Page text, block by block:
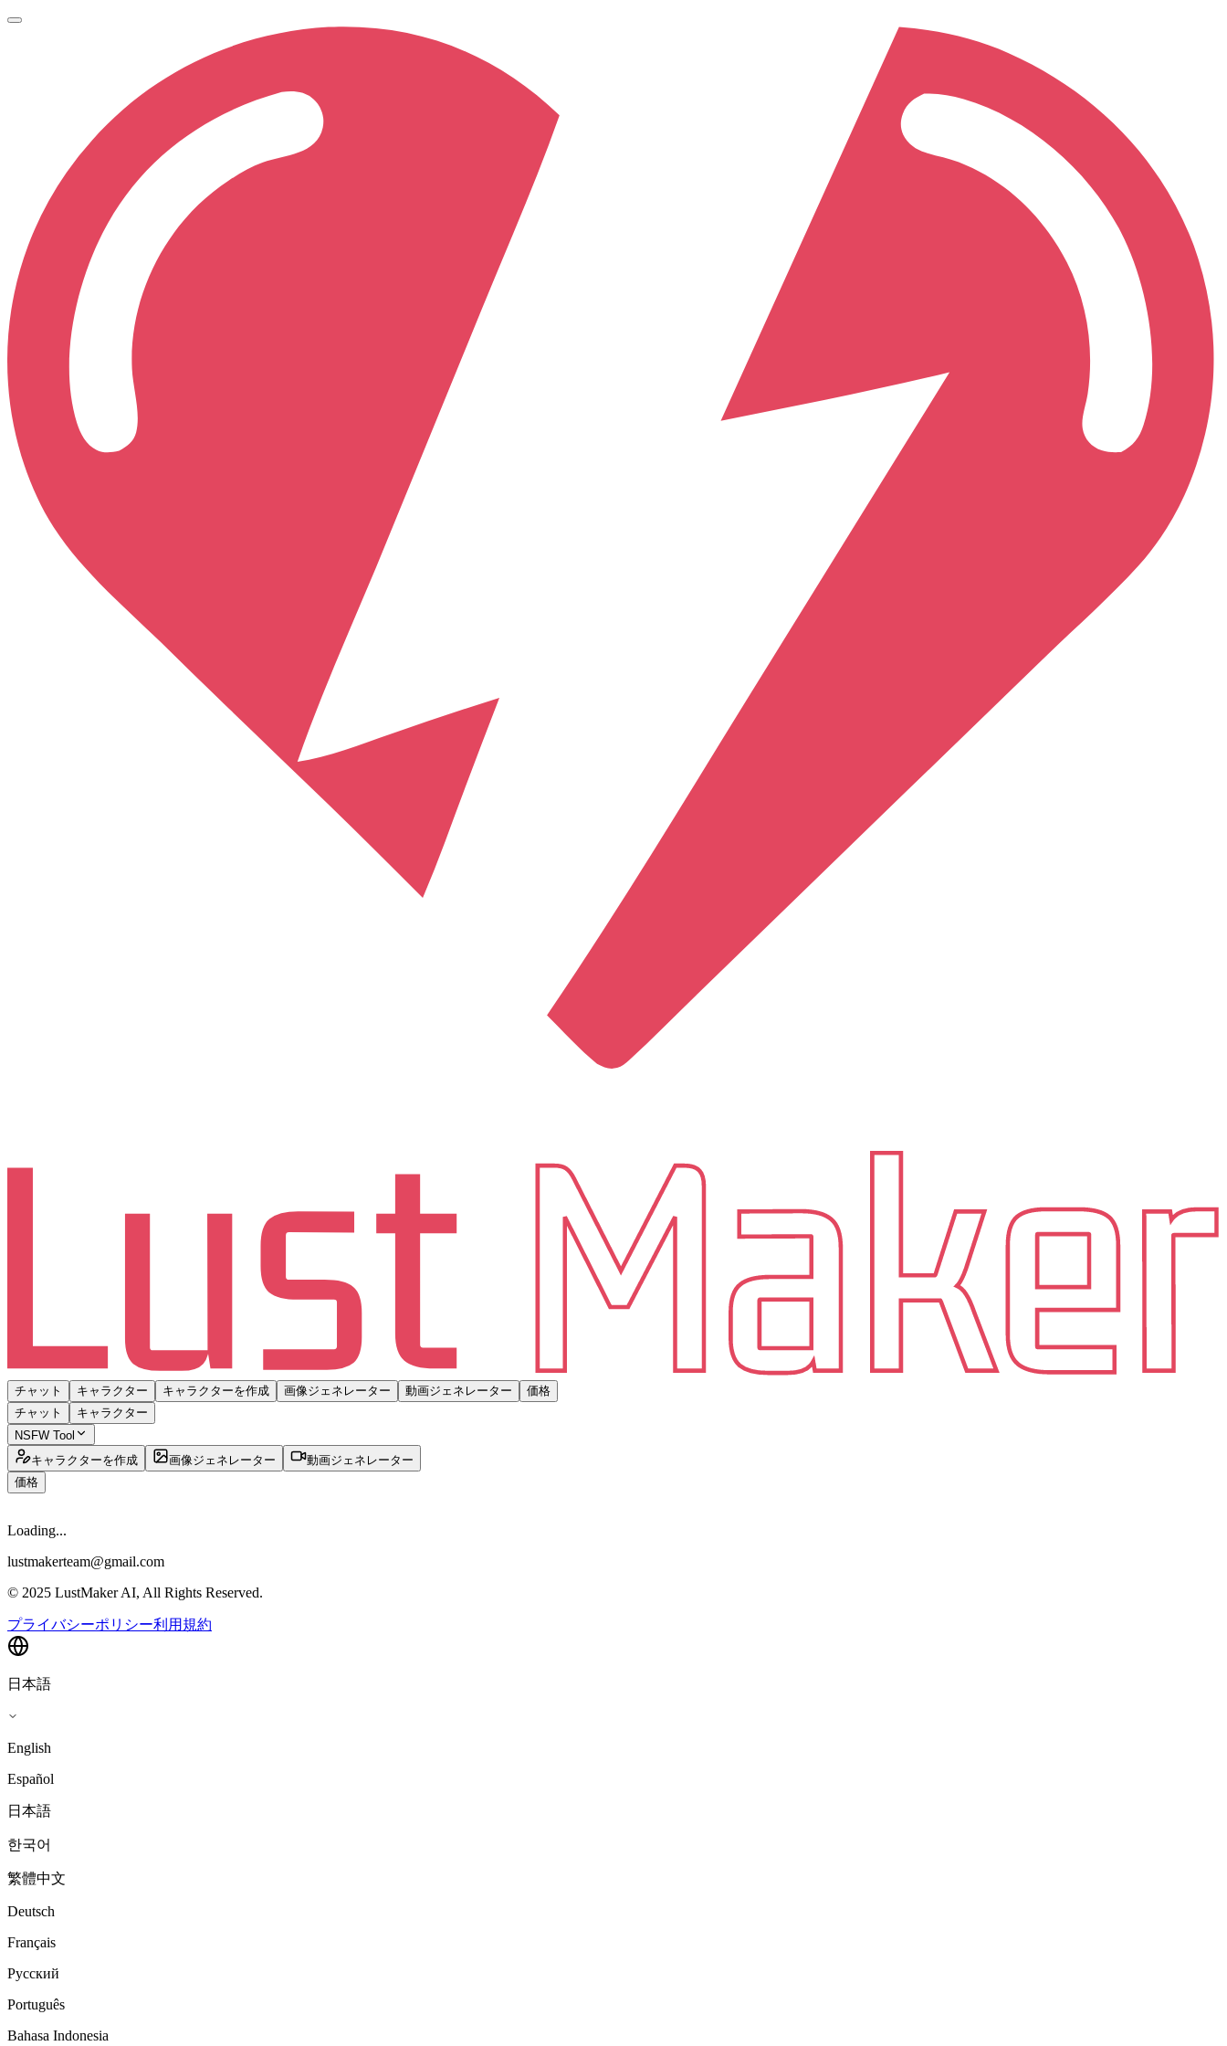
チャット キャラクター キャラクターを作成 画像ジェネレーター 動画ジェネレーター
価格
チャット
キャラクター
NSFW Tool
キャラクターを作成
画像ジェネレーター
動画ジェネレーター
価格
Loading...
lustmakerteam@gmail.com
© 2025 LustMaker AI, All Rights Reserved.
プライバシーポリシー利用規約
日本語
English
Español
日本語
한국어
繁體中文
Deutsch
Français
Русский
Português
Bahasa Indonesia